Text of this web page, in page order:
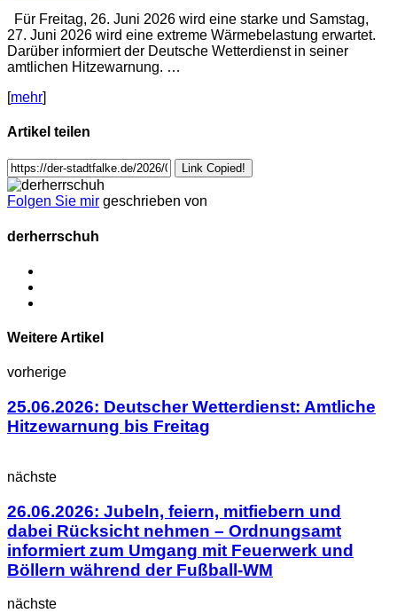
Für Freitag, 26. Juni 2026 wird eine starke und Samstag,
27. Juni 2026 wird eine extreme Wärmebelastung erwartet.
Darüber informiert der Deutsche Wetterdienst in seiner
amtlichen Hitzewarnung. …
[mehr]
Artikel teilen
Link Copied!
Folgen Sie mir geschrieben von
derherrschuh
Weitere Artikel
vorherige
25.06.2026: Deutscher Wetterdienst: Amtliche
Hitzewarnung bis Freitag
nächste
26.06.2026: Jubeln, feiern, mitfiebern und
dabei Rücksicht nehmen – Ordnungsamt
informiert zum Umgang mit Feuerwerk und
Böllern während der Fußball-WM
nächste